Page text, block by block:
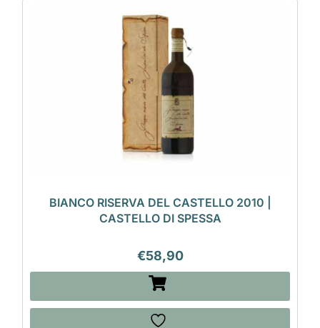
BIANCO RISERVA DEL CASTELLO 2010 |
CASTELLO DI SPESSA
€58,90